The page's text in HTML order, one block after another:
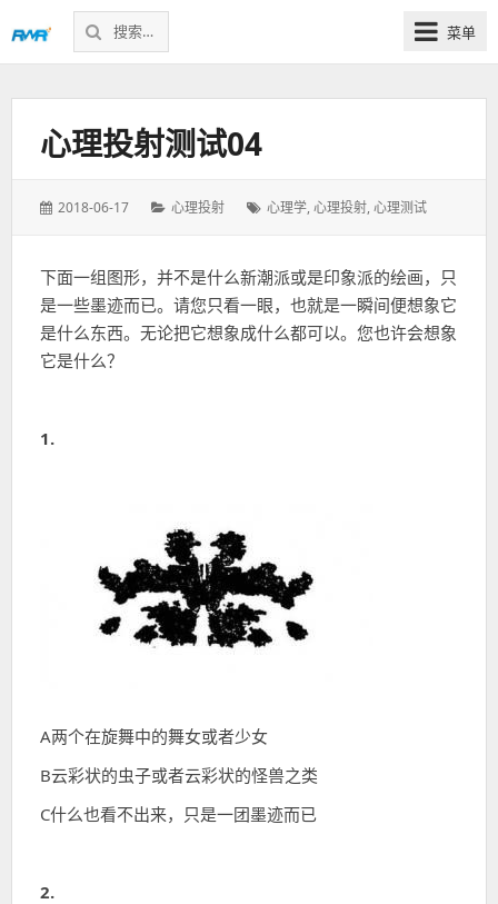
感
搜
索：
菜单
心理投射测试04
发
2018-06-17
分
心理投射
标
心理学,心理投射,心理测试
下面一组图形，并不是什么新潮派或是印象派的绘画，只
是一些墨迹而已。请您只看一眼，也就是一瞬间便想象它
是什么东西。无论把它想象成什么都可以。您也许会想象
它是什么？
1.
A两个在旋舞中的舞女或者少女
B云彩状的虫子或者云彩状的怪兽之类
C什么也看不出来，只是一团墨迹而已
2.